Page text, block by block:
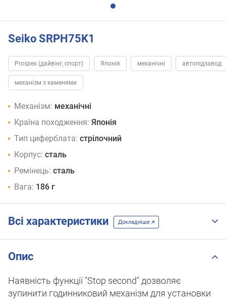
Seiko SRPH75K1
Prospex (дайвінг, спорт) Японія механічні автопідзавод
механізм з каменями
Механізм: механічні
Країна походження: Японія
Тип циферблата: стрілочний
Корпус: сталь
Ремінець: сталь
Вага: 186 г
Всі характеристики Докладніше
Опис
Наявність функції "Stop second" дозволяє
зупинити годинниковий механізм для установки